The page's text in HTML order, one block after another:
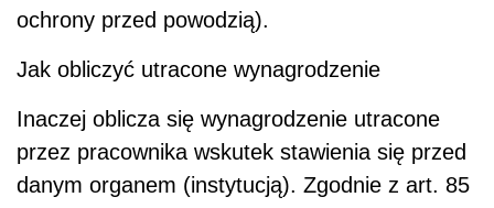
ochrony przed powodzią).
Jak obliczyć utracone wynagrodzenie
Inaczej oblicza się wynagrodzenie utracone
przez pracownika wskutek stawienia się przed
danym organem (instytucją). Zgodnie z art. 85